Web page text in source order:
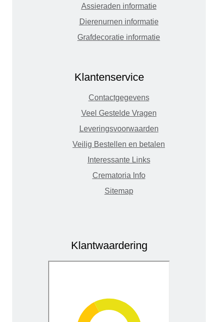
Assieraden informatie
Dierenurnen informatie
Grafdecoratie informatie
Klantenservice
Contactgegevens
Veel Gestelde Vragen
Leveringsvoorwaarden
Veilig Bestellen en betalen
Interessante Links
Crematoria Info
Sitemap
Klantwaardering